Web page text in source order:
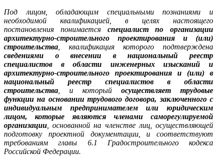
Под лицом, обладающим специальными познаниями и
необходимой квалификацией, в целях настоящего
постановления понимается специалист по организации
архитектурно-строительного проектирования и (или)
строительства , квалификация которого подтверждена
сведениями о внесении в национальный реестр
специалистов в области инженерных изысканий и
архитектурно-строительного проектирования и (или) в
национальный реестр специалистов в области
строительства , и который осуществляет трудовые
функции на основании трудового договора, заключенного с
индивидуальным предпринимателем или юридическим
лицом, которые являются членами саморегулируемой
организации , основанной на членстве лиц, осуществляющей
подготовку проектной документации, и соответствуют
требованиям главы 6.1 Градостроительного кодекса
Российской Федерации.